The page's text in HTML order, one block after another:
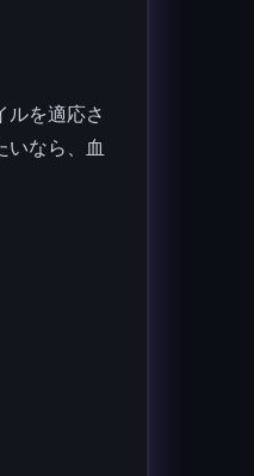
ルを適応さ
いなら、血